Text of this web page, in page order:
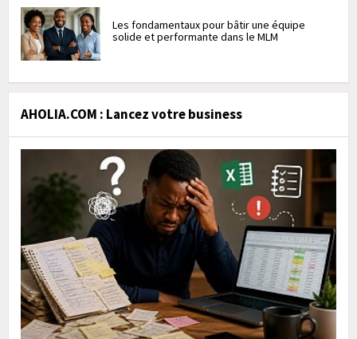
Les fondamentaux pour bâtir une équipe
solide et performante dans le MLM
AHOLIA.COM : Lancez votre business